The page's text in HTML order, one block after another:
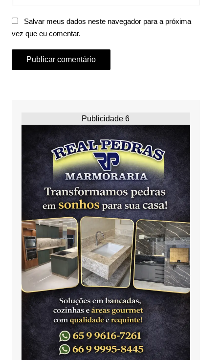
Salvar meus dados neste navegador para a próxima
vez que eu comentar.
Publicidade 6